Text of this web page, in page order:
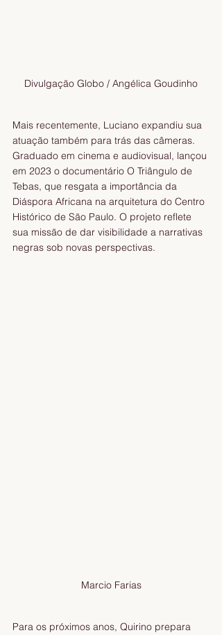
Divulgação Globo / Angélica Goudinho
Mais recentemente, Luciano expandiu sua
atuação também para trás das câmeras.
Graduado em cinema e audiovisual, lançou
em 2023 o documentário O Triângulo de
Tebas, que resgata a importância da
Diáspora Africana na arquitetura do Centro
Histórico de São Paulo. O projeto reflete
sua missão de dar visibilidade a narrativas
negras sob novas perspectivas.
Marcio Farias
Para os próximos anos, Quirino prepara